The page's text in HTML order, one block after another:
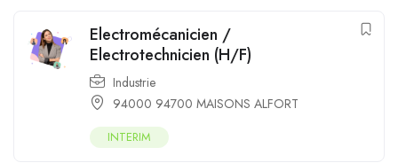
Electromécanicien /
Electrotechnicien (H/F)
Industrie
94000 94700 MAISONS ALFORT
INTERIM